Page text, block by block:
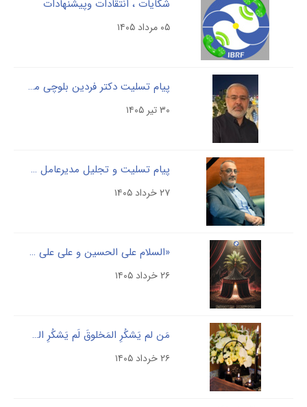
شکایات ، انتقادات وپیشنهادات
پیام تسلیت دکتر فردین بلوچی مدیرعامل شرکت مادرتخصصی پالایش وپژوهش خون
پیام تسلیت و تجلیل مدیرعامل شرکت پالایش و پژوهش خون از خدمات مرحوم حاج مسلم مصیبی
«السلام علی الحسین و علی علی بن الحسین و علی اولاد الحسین و علی اصحاب الحسین»
مَن لم یَشکُرِ المَخلوقَ لَم یَشکُرِ الخالِقَ